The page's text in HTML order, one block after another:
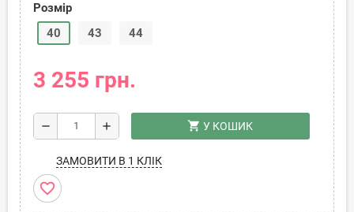
Розмір
40
43 44
3 255 грн.
remove add shopping_cart У КОШИК
ЗАМОВИТИ В 1 КЛІК
favorite_border